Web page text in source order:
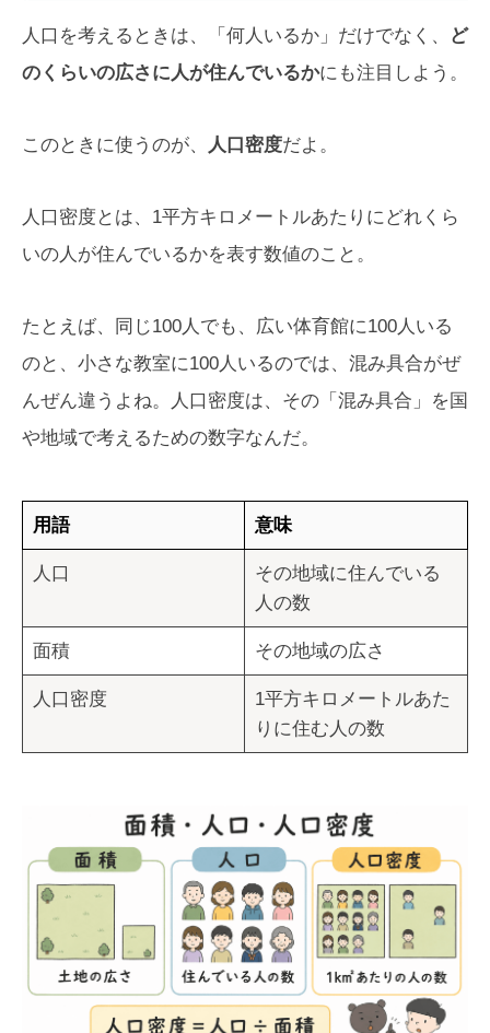
人口を考えるときは、「何人いるか」だけでなく、
ど
のくらいの広さに人が住んでいるかにも注目しよう。
このときに使うのが、 人口密度だよ。
人口密度とは、1平方キロメートルあたりにどれくら
いの人が住んでいるかを表す数値のこと。
たとえば、同じ100人でも、広い体育館に100人いる
のと、小さな教室に100人いるのでは、混み具合がぜ
んぜん違うよね。人口密度は、その「混み具合」を国
や地域で考えるための数字なんだ。
用語 意味
人口
その地域に住んでいる
人の数
面積 その地域の広さ
人口密度
1平方キロメートルあた
りに住む人の数